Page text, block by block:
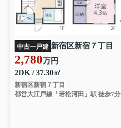
中古一戸建
2,780万円
2DK / 37.30㎡
新宿区新宿７丁目
都営大江戸線「若松河田」駅 徒歩7分